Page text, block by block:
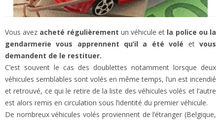
Vous avez acheté régulièrement un véhicule et la police ou la
gendarmerie vous apprennent qu’il a été volé etvous
demandent de le restituer.
C’est souvent le cas des doublettes notamment lorsque deux
véhicules semblables sont volés en même temps, l’un est incendié
et retrouvé, ce qui le retire de la liste des véhicules volés et l’autre
est alors remis en circulation sous l’identité du premier véhicule.
De nombreux véhicules volés proviennent de l’étranger (Belgique,